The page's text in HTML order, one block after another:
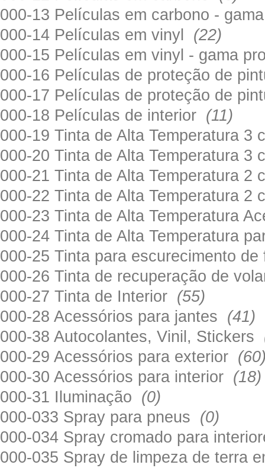
000-13 Películas em carbono -
000-14 Películas em vinyl (22)
000-15 Películas em vinyl - gama
000-16 Películas de proteção de
000-17 Películas de proteção de
000-18 Películas de interior (11)
000-19 Tinta de Alta Temperatura
000-20 Tinta de Alta Temperatura
000-21 Tinta de Alta Temperatura
000-22 Tinta de Alta Temperatura
000-23 Tinta de Alta Temperatura
000-24 Tinta de Alta Temperatura
000-25 Tinta para escurecimento
000-26 Tinta de recuperação de
000-27 Tinta de Interior (55)
000-28 Acessórios para jantes (41)
000-38 Autocolantes, Vinil, Stickers
000-29 Acessórios para exterior
000-30 Acessórios para interior (18)
000-31 Iluminação (0)
000-033 Spray para pneus (0)
000-034 Spray cromado para
000-035 Spray de limpeza de terra